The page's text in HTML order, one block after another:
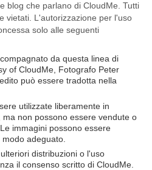
blog che parlano di CloudMe. Tutti
vietati. L'autorizzazione per l'uso
solo alle seguenti
da questa linea di
of CloudMe, Fotografo Peter
può essere tradotta nella
utilizzate liberamente in
non possono essere vendute o
immagini possono essere
adeguato.
distribuzioni o l'uso
il consenso scritto di CloudMe.